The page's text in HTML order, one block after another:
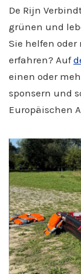
De Rijn
grünen und
Sie helfen oder
erfahren? Auf
einen oder
sponsern und
Europäischen